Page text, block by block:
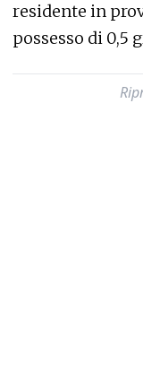
residente in
possesso di 0,5